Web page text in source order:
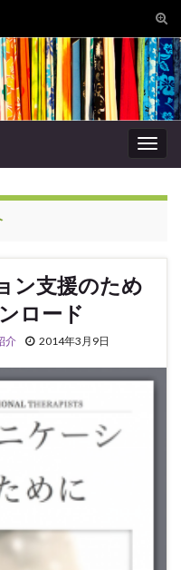
ン支援のため
ロード
介 2014年3月9日